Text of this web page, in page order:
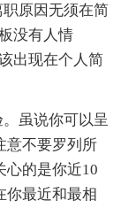
原因无须在简
没有人情
出现在个人简
虽说你可以呈
意不要罗列所
心的是你近10
你最近和最相